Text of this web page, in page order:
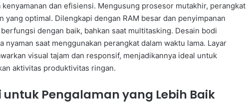
dan efisiensi. Mengusung prosesor mutakhir, perangkat
yang optimal. Dilengkapi dengan RAM besar dan penyimpanan
dengan baik, bahkan saat multitasking. Desain bodi
saat menggunakan perangkat dalam waktu lama. Layar
visual tajam dan responsif, menjadikannya ideal untuk
aktivitas produktivitas ringan.
untuk Pengalaman yang Lebih Baik